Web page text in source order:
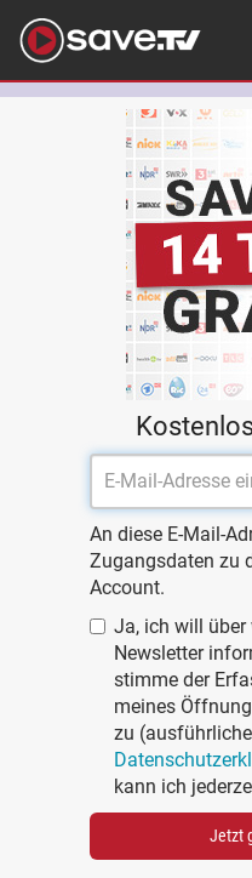
An diese E-Mail-
Zugangsdaten zu
Account.
Ja, ich will über
Newsletter
stimme der
meines
zu
kann ich
Jetzt